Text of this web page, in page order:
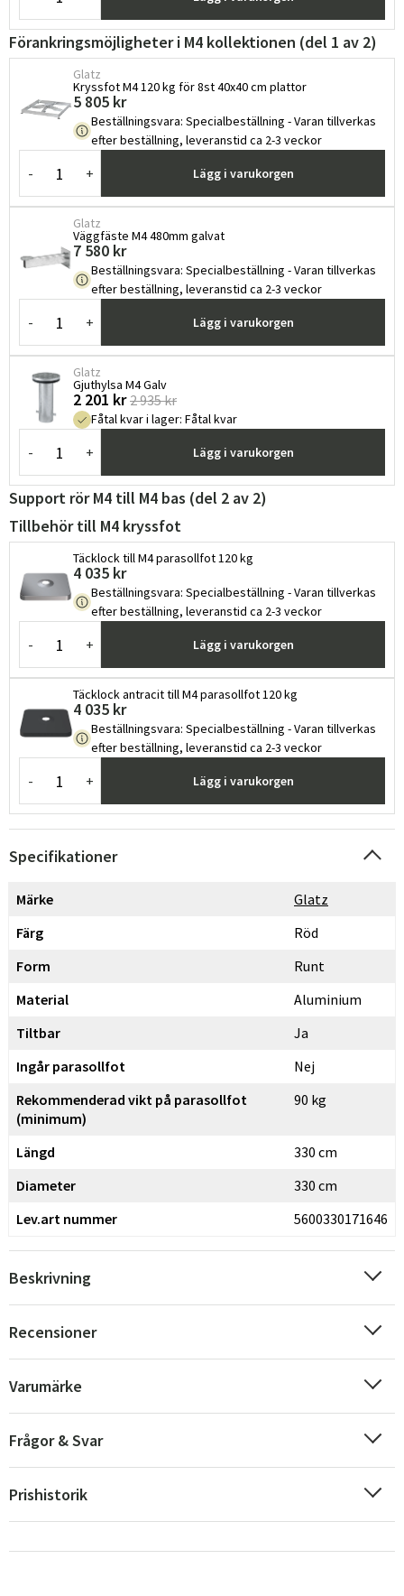
Sverige
Danmark
Norge
Suomi
Förankringsmöjligheter i M4 kollektionen (del 1 av 2)
Glatz
Kryssfot M4 120 kg för 8st 40x40 cm plattor
5 805 kr
Beställningsvara: Specialbeställning - Varan tillverkas
efter beställning, leveranstid ca 2-3 veckor
- + Lägg i varukorgen
Glatz
Väggfäste M4 480mm galvat
7 580 kr
Beställningsvara: Specialbeställning - Varan tillverkas
efter beställning, leveranstid ca 2-3 veckor
- + Lägg i varukorgen
Glatz
Gjuthylsa M4 Galv
2 201 kr 2 935 kr
Fåtal kvar i lager: Fåtal kvar
- + Lägg i varukorgen
Support rör M4 till M4 bas (del 2 av 2)
Tillbehör till M4 kryssfot
Täcklock till M4 parasollfot 120 kg
4 035 kr
Beställningsvara: Specialbeställning - Varan tillverkas
efter beställning, leveranstid ca 2-3 veckor
- + Lägg i varukorgen
Täcklock antracit till M4 parasollfot 120 kg
4 035 kr
Beställningsvara: Specialbeställning - Varan tillverkas
efter beställning, leveranstid ca 2-3 veckor
- + Lägg i varukorgen
Specifikationer
Märke
Glatz
Färg
Röd
Form
Runt
Material
Aluminium
Tiltbar
Ja
Ingår parasollfot
Nej
Rekommenderad vikt på parasollfot
(minimum)
90 kg
Längd
330 cm
Diameter
330 cm
Lev.art nummer
5600330171646
Beskrivning
Recensioner
Varumärke
Frågor & Svar
Prishistorik